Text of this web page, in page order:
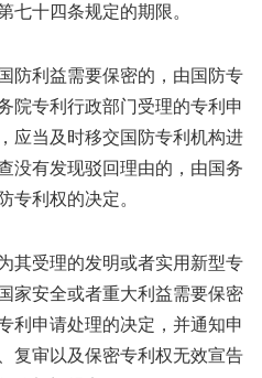
七十四条规定的期限。
防利益需要保密的，由国防专
院专利行政部门受理的专利申
应当及时移交国防专利机构进
没有发现驳回理由的，由国务
专利权的决定。
其受理的发明或者实用新型专
家安全或者重大利益需要保密
利申请处理的决定，并通知申
复审以及保密专利权无效宣告